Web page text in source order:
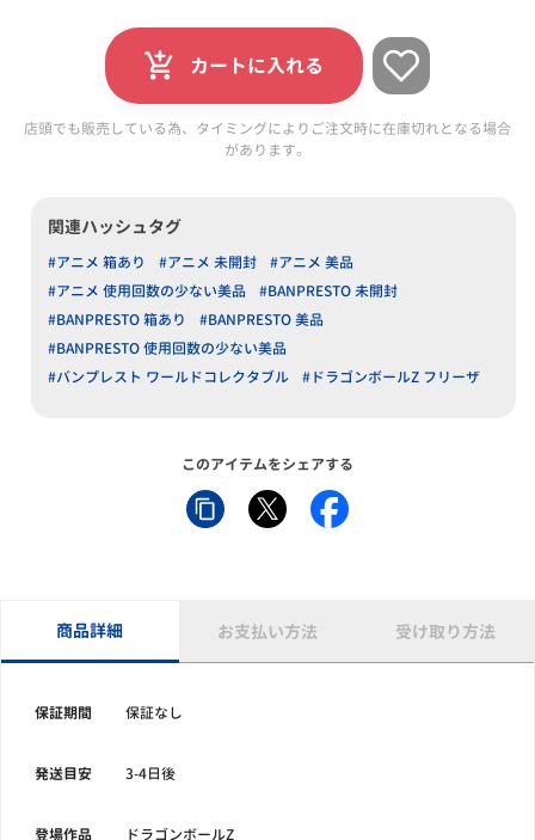
カートに入れる
店頭でも販売している為、タイミングによりご注文時に在庫切れとなる場合
があります。
関連ハッシュタグ
#アニメ 箱あり #アニメ 未開封
#アニメ 美品
#アニメ 使用回数の少ない美品
#BANPRESTO 未開封
#BANPRESTO 箱あり
#BANPRESTO 美品
#BANPRESTO 使用回数の少ない美品
#バンプレスト ワールドコレクタブル
#ドラゴンボールZ フリーザ
このアイテムをシェアする
商品詳細 お支払い方法 受け取り方法
保証期間 保証なし
発送目安 3-4日後
登場作品 ドラゴンボールZ